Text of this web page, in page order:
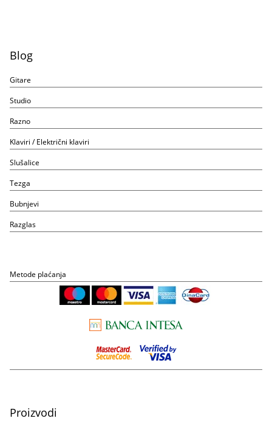
Blog
Gitare
Studio
Razno
Klaviri / Električni klaviri
Slušalice
Tezga
Bubnjevi
Razglas
Metode plaćanja
Proizvodi